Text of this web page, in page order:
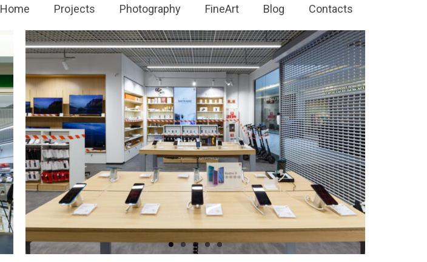
Home Projects Photography FineArt Blog Contacts